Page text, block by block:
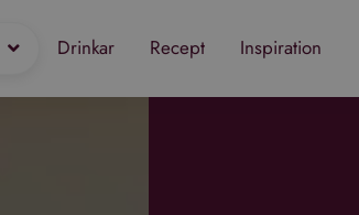
Drinkar Recept Inspiration